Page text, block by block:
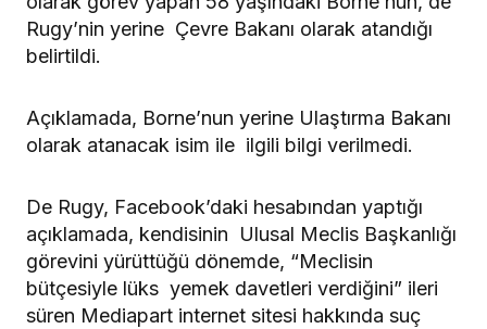
Rugy’nin yerine Çevre Bakanı olarak atandığı
belirtildi.
Açıklamada, Borne’nun yerine Ulaştırma Bakanı
olarak atanacak isim ile ilgili bilgi verilmedi.
De Rugy, Facebook’daki hesabından yaptığı
açıklamada, kendisinin Ulusal Meclis Başkanlığı
görevini yürüttüğü dönemde, “Meclisin
bütçesiyle lüks yemek davetleri verdiğini” ileri
süren Mediapart internet sitesi hakkında suç